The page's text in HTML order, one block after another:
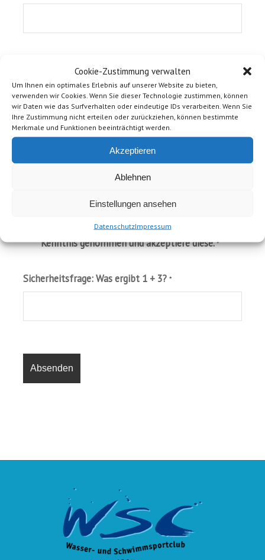
Cookie-Zustimmung verwalten
Um Ihnen ein optimales Erlebnis auf unserer Website zu bieten,
verwenden wir Cookies. Wenn Sie dieser Technologie zustimmen, können
wir Daten wie das Surfverhalten oder eindeutige IDs verarbeiten. Wenn Sie
Ihre Zustimmung nicht erteilen oder zurückziehen, können bestimmte
Merkmale und Funktionen beeinträchtigt werden.
Akzeptieren
Ablehnen
Einstellungen ansehen
DatenschutzImpressum
Ich habe die Hinweise zumDatenschutz
Kenntnis genommen und akzeptiere diese.*
Sicherheitsfrage: Was ergibt 1 + 3? *